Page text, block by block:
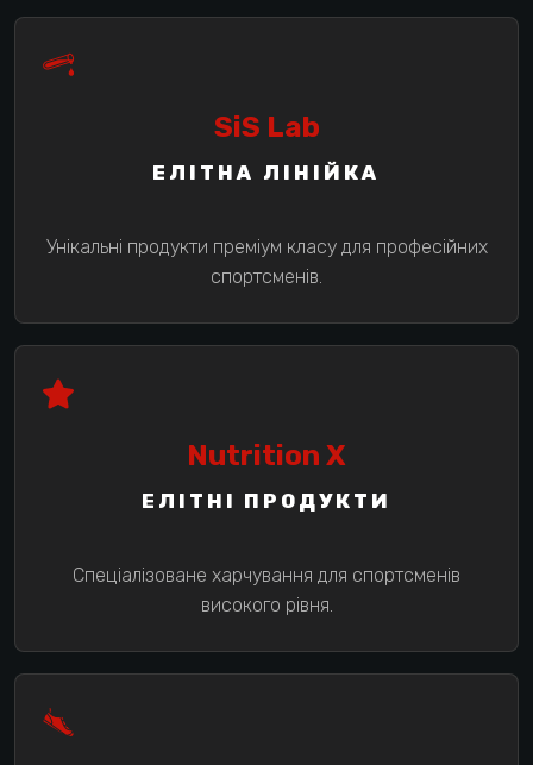
SiS Lab
ЕЛІТНА ЛІНІЙКА
Унікальні продукти преміум класу для професійних
спортсменів.
Nutrition X
ЕЛІТНІ ПРОДУКТИ
Спеціалізоване харчування для спортсменів
високого рівня.